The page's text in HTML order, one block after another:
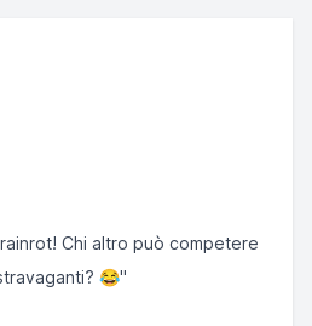
Chi altro può competere
😂"